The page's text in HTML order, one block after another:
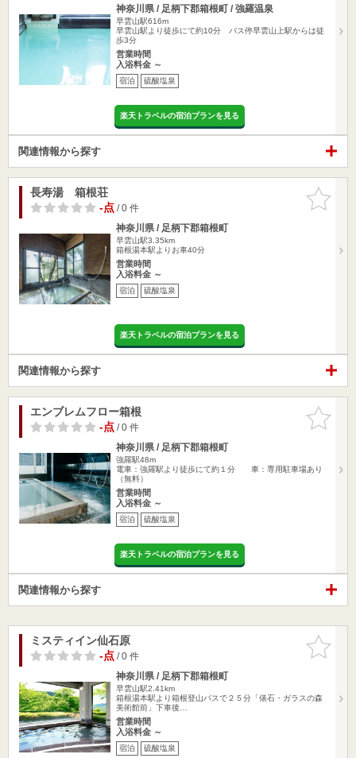
神奈川県 / 足柄下郡箱根町 / 強羅温泉
早雲山駅616m
早雲山駅より徒歩にて約10分 バス停早雲山上駅からは徒
歩3分
営業時間
入浴料金 ～
宿泊 硫酸塩泉
楽天トラベルの宿泊プランを見る
関連情報から探す
お気に入
りに追加
長寿湯 箱根荘
-点/ 0 件
神奈川県 / 足柄下郡箱根町
早雲山駅3.35km
箱根湯本駅よりお車40分
営業時間
入浴料金 ～
宿泊 硫酸塩泉
楽天トラベルの宿泊プランを見る
関連情報から探す
お気に入
りに追加
エンブレムフロー箱根
-点/ 0 件
神奈川県 / 足柄下郡箱根町
強羅駅48m
電車：強羅駅より徒歩にて約１分 車：専用駐車場あり
（無料）
営業時間
入浴料金 ～
宿泊 硫酸塩泉
楽天トラベルの宿泊プランを見る
関連情報から探す
お気に入
りに追加
ミスティイン仙石原
-点/ 0 件
神奈川県 / 足柄下郡箱根町
早雲山駅2.41km
箱根湯本駅より箱根登山バスで２５分「俵石・ガラスの森
美術館前」下車後…
営業時間
入浴料金 ～
宿泊 硫酸塩泉